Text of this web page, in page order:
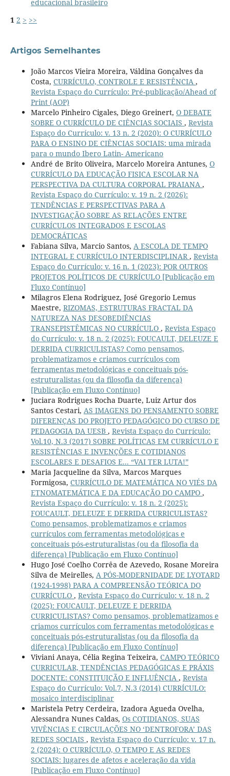
educacional brasileiro
1 2 > >>
Artigos Semelhantes
João Marcos Vieira Moreira, Váldina Gonçalves da
Costa, CURRÍCULO, CONTROLE E RESISTÊNCIA ,
Revista Espaço do Currículo: Pré-publicação/Ahead of
Print (AOP)
Marcelo Pinheiro Cigales, Diego Greinert, O DEBATE
SOBRE O CURRÍCULO DE CIÊNCIAS SOCIAIS , Revista
Espaço do Currículo: v. 13 n. 2 (2020): O CURRÍCULO
PARA O ENSINO DE CIÊNCIAS SOCIAIS: uma mirada
para o mundo Ibero Latin- Americano
André de Brito Oliveira, Marcelo Moreira Antunes, O
CURRÍCULO DA EDUCAÇÃO FISICA ESCOLAR NA
PERSPECTIVA DA CULTURA CORPORAL PRAIANA ,
Revista Espaço do Currículo: v. 19 n. 2 (2026):
TENDÊNCIAS E PERSPECTIVAS PARA A
INVESTIGAÇÃO SOBRE AS RELAÇÕES ENTRE
CURRÍCULOS INTEGRADOS E ESCOLAS
DEMOCRÁTICAS
Fabiana Silva, Marcio Santos, A ESCOLA DE TEMPO
INTEGRAL E CURRÍCULO INTERDISCIPLINAR, Revista
Espaço do Currículo: v. 16 n. 1 (2023): POR OUTROS
PROJETOS POLÍTICOS DE CURRÍCULO [Publicação em
Fluxo Contínuo]
Milagros Elena Rodriguez, José Gregorio Lemus
Maestre, RIZOMAS, ESTRUTURAS FRACTAL DA
NATUREZA NAS DESOBEDIÊNCIAS
TRANSEPISTÊMICAS NO CURRÍCULO , Revista Espaço
do Currículo: v. 18 n. 2 (2025): FOUCAULT, DELEUZE E
DERRIDA CURRICULISTAS? Como pensamos,
problematizamos e criamos currículos com
ferramentas metodológicas e conceituais pós-
estruturalistas (ou da filosofia da diferença)
[Publicação em Fluxo Contínuo]
Juciara Rodrigues Rocha Duarte, Luiz Artur dos
Santos Cestari, AS IMAGENS DO PENSAMENTO SOBRE
DIFERENÇAS DO PROJETO PEDAGÓGICO DO CURSO DE
PEDAGOGIA DA UESB , Revista Espaço do Currículo:
Vol.10, N.3 (2017) SOBRE POLÍTICAS EM CURRÍCULO E
RESISTÊNCIAS E INVENÇÕES E COTIDIANOS
ESCOLARES E DESAFIOS E... “VAI TER LUTA!”
Maria Jacqueline da Silva, Marcos Marques
Formigosa, CURRÍCULO DE MATEMÁTICA NO VIÉS DA
ETNOMATEMÁTICA E DA EDUCAÇÃO DO CAMPO ,
Revista Espaço do Currículo: v. 18 n. 2 (2025):
FOUCAULT, DELEUZE E DERRIDA CURRICULISTAS?
Como pensamos, problematizamos e criamos
currículos com ferramentas metodológicas e
conceituais pós-estruturalistas (ou da filosofia da
diferença) [Publicação em Fluxo Contínuo]
Hugo José Coelho Corrêa de Azevedo, Rosane Moreira
Silva de Meirelles, A PÓS-MODERNIDADE DE LYOTARD
(1924-1998) PARA A COMPREENSÃO TEÓRICA DO
CURRÍCULO , Revista Espaço do Currículo: v. 18 n. 2
(2025): FOUCAULT, DELEUZE E DERRIDA
CURRICULISTAS? Como pensamos, problematizamos e
criamos currículos com ferramentas metodológicas e
conceituais pós-estruturalistas (ou da filosofia da
diferença) [Publicação em Fluxo Contínuo]
Viviani Anaya, Célia Regina Teixeira, CAMPO TEÓRICO
CURRICULAR, TENDÊNCIAS PEDAGÓGICAS E PRÁXIS
DOCENTE: CONSTITUIÇÃO E INFLUÊNCIA , Revista
Espaço do Currículo: Vol.7, N.3 (2014) CURRÍCULO:
mosaico interdisciplinar
Maristela Petry Cerdeira, Izadora Agueda Ovelha,
Alessandra Nunes Caldas, Os COTIDIANOS, SUAS
VIVÊNCIAS E CIRCULAÇÕES NO ‘DENTROFORA’ DAS
REDES SOCIAIS , Revista Espaço do Currículo: v. 17 n.
2 (2024): O CURRÍCULO, O TEMPO E AS REDES
SOCIAIS: lugares de afetos e aceleração da vida
[Publicação em Fluxo Contínuo]